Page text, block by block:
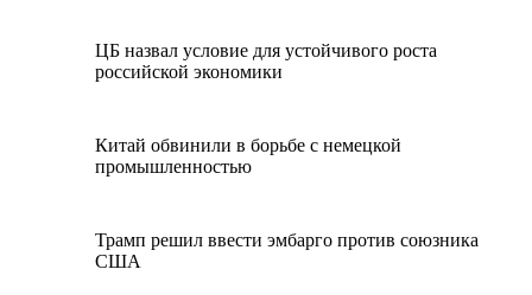
ЦБ назвал условие для устойчивого роста
российской экономики
Китай обвинили в борьбе с немецкой
промышленностью
Трамп решил ввести эмбарго против союзника
США